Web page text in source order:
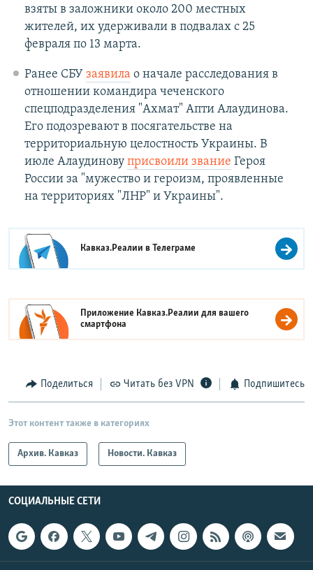
взяты в заложники около 200 местных
жителей, их удерживали в подвалах с 25
февраля по 13 марта.
Ранее СБУ заявила о начале расследования в
отношении командира чеченского
спецподразделения "Ахмат" Апти Алаудинова.
Его подозревают в посягательстве на
территориальную целостность Украины. В
июле Алаудинову присвоили звание Героя
России за "мужество и героизм, проявленные
на территориях "ЛНР" и Украины".
Кавказ.Реалии вТелеграме
Приложение Кавказ.Реалии для вашего
смартфона
Поделиться Читать без VPN Подпишитесь
Этот контент также в категориях
Архив. Кавказ Новости. Кавказ
СОЦИАЛЬНЫЕ СЕТИ